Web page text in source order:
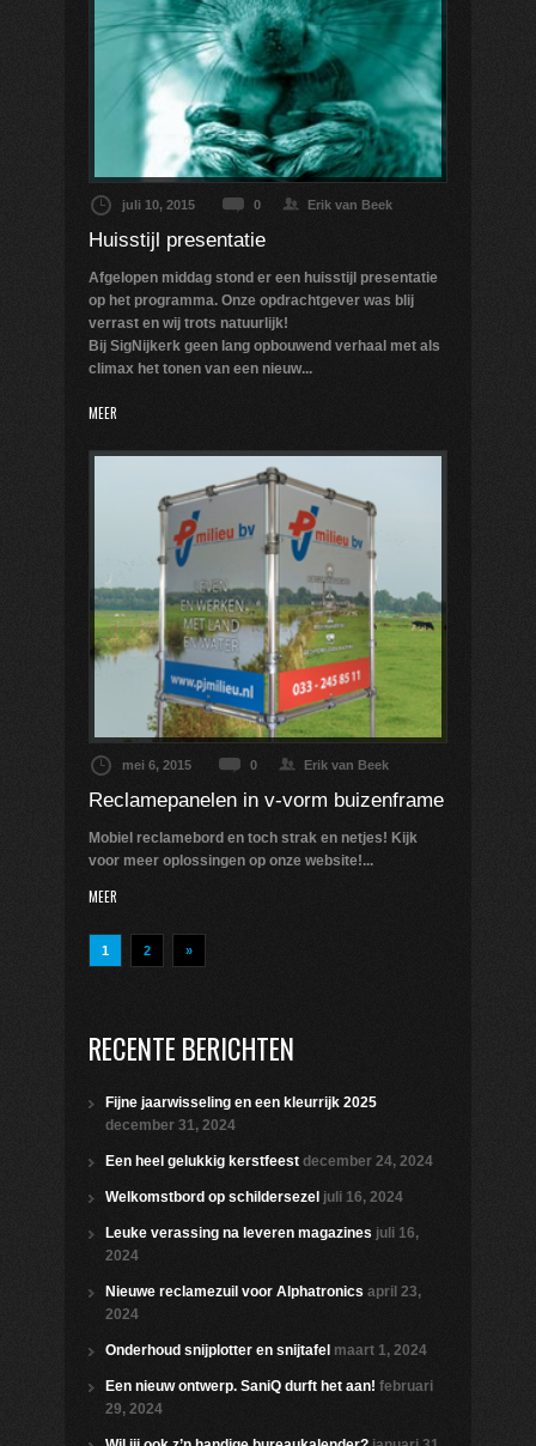
juli 10, 2015 0 Erik van Beek
Huisstijl presentatie
Afgelopen middag stond er een huisstijl presentatie
op het programma. Onze opdrachtgever was blij
verrast en wij trots natuurlijk!
Bij SigNijkerk geen lang opbouwend verhaal met als
climax het tonen van een nieuw...
MEER
mei 6, 2015 0 Erik van Beek
Reclamepanelen in v-vorm buizenframe
Mobiel reclamebord en toch strak en netjes! Kijk
voor meer oplossingen op onze website!...
MEER
1 2 »
RECENTE BERICHTEN
Fijne jaarwisseling en een kleurrijk 2025
december 31, 2024
Een heel gelukkig kerstfeest december 24, 2024
Welkomstbord op schildersezel juli 16, 2024
Leuke verassing na leveren magazines juli 16,
2024
Nieuwe reclamezuil voor Alphatronics april 23,
2024
Onderhoud snijplotter en snijtafel maart 1, 2024
Een nieuw ontwerp. SaniQ durft het aan! februari
29, 2024